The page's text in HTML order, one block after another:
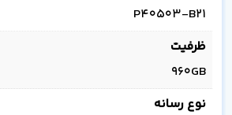
P40503-B21
ظرفیت
960GB
نوع رسانه